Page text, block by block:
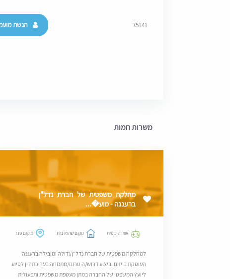
75141 הגשת
משרות חמות
מחלקה משפטית של חברת נדל"ן
ברעננה - מוע�...
אווירה כיפית מקום שהוא בית מיקום פגז
למחלקה משפטית של חברת נדל"ן גדולה ומובילה ברעננה
העוסקת בייזום וביצוע דרוש/ה טרום/מתמחה בעריכת דין לסיוע
ליועץ המשפטי של החברה במתן מעטפת משפטית ותפעולית